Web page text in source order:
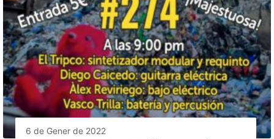
6 de Gener de 2022